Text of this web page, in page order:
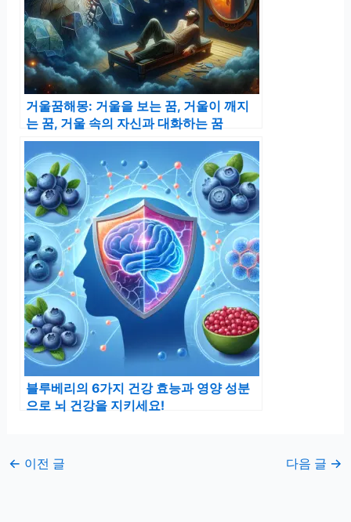
거울꿈해몽: 거울을 보는 꿈, 거울이 깨지
는 꿈, 거울 속의 자신과 대화하는 꿈
블루베리의 6가지 건강 효능과 영양 성분
으로 뇌 건강을 지키세요!
← 이전 글 다음 글 →